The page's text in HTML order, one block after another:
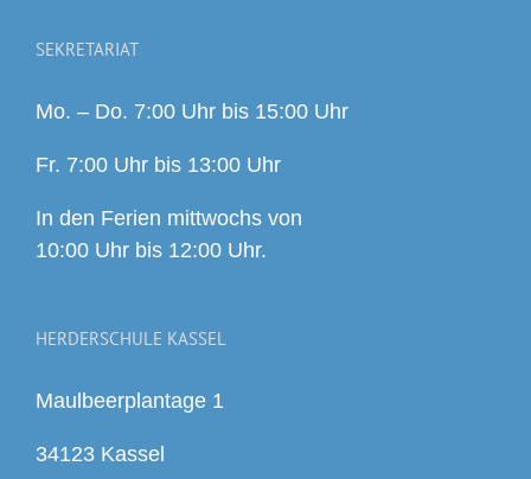
SEKRETARIAT
Mo. – Do. 7:00 Uhr bis 15:00 Uhr
Fr. 7:00 Uhr bis 13:00 Uhr
In den Ferien mittwochs von
10:00 Uhr bis 12:00 Uhr.
HERDERSCHULE KASSEL
Maulbeerplantage 1
34123 Kassel